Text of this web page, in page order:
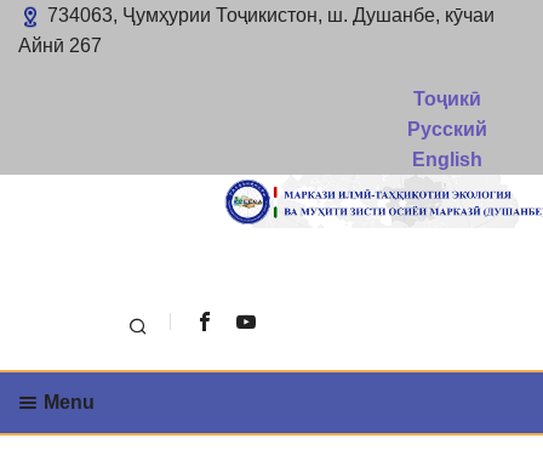
734063, Ҷумҳурии Тоҷикистон, ш. Душанбе, кӯчаи
Айнӣ 267
Тоҷикӣ
Русский
English
Поиск
Menu